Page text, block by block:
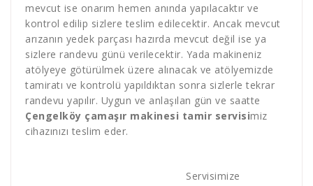
mevcut ise onarım hemen anında yapılacaktır ve
kontrol edilip sizlere teslim edilecektir. Ancak mevcut
arızanın yedek parçası hazırda mevcut değil ise ya
sizlere randevu günü verilecektir. Yada makineniz
atölyeye götürülmek üzere alınacak ve atölyemizde
tamiratı ve kontrolü yapıldıktan sonra sizlerle tekrar
randevu yapılır. Uygun ve anlaşılan gün ve saatte
Çengelköy çamaşır makinesi tamir servisimiz
cihazınızı teslim eder.
Servisimize